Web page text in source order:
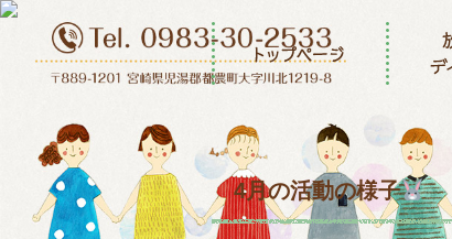
4月の活動の様子